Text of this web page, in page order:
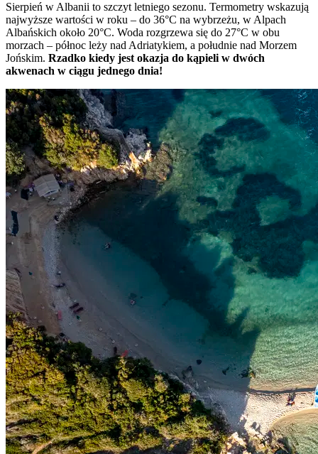
Sierpień w Albanii to szczyt letniego sezonu. Termometry wskazują
najwyższe wartości w roku – do 36°C na wybrzeżu, w Alpach
Albańskich około 20°C. Woda rozgrzewa się do 27°C w obu
morzach – północ leży nad Adriatykiem, a południe nad Morzem
Jońskim. Rzadko kiedy jest okazja do kąpieli w dwóch
akwenach w ciągu jednego dnia!